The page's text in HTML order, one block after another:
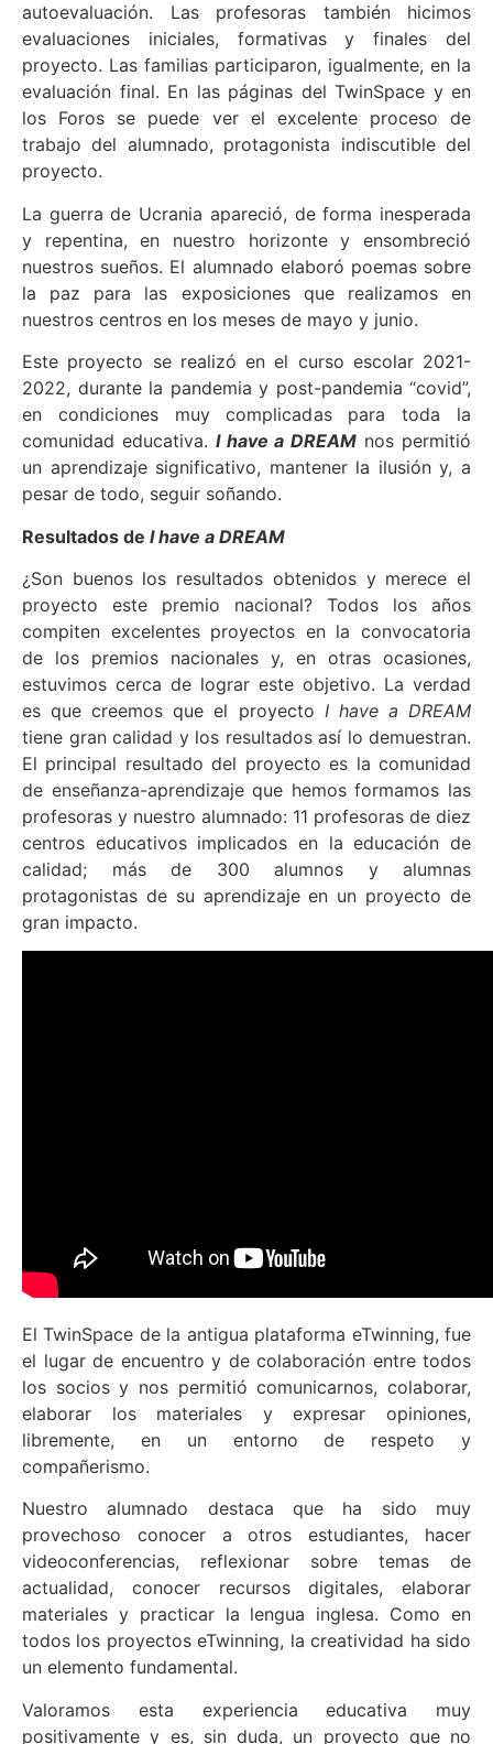
autoevaluación. Las profesoras también hicimos
evaluaciones iniciales, formativas y finales del
proyecto. Las familias participaron, igualmente, en la
evaluación final. En las páginas del TwinSpace y en
los Foros se puede ver el excelente proceso de
trabajo del alumnado, protagonista indiscutible del
proyecto.
La guerra de Ucrania apareció, de forma inesperada
y repentina, en nuestro horizonte y ensombreció
nuestros sueños. El alumnado elaboró poemas sobre
la paz para las exposiciones que realizamos en
nuestros centros en los meses de mayo y junio.
Este proyecto se realizó en el curso escolar 2021-
2022, durante la pandemia y post-pandemia “covid”,
en condiciones muy complicadas para toda la
comunidad educativa. I have a DREAM nos permitió
un aprendizaje significativo, mantener la ilusión y, a
pesar de todo, seguir soñando.
Resultados de I have a DREAM
¿Son buenos los resultados obtenidos y merece el
proyecto este premio nacional? Todos los años
compiten excelentes proyectos en la convocatoria
de los premios nacionales y, en otras ocasiones,
estuvimos cerca de lograr este objetivo. La verdad
es que creemos que el proyecto I have a DREAM
tiene gran calidad y los resultados así lo demuestran.
El principal resultado del proyecto es la comunidad
de enseñanza-aprendizaje que hemos formamos las
profesoras y nuestro alumnado: 11 profesoras de diez
centros educativos implicados en la educación de
calidad; más de 300 alumnos y alumnas
protagonistas de su aprendizaje en un proyecto de
gran impacto.
El TwinSpace de la antigua plataforma eTwinning, fue
el lugar de encuentro y de colaboración entre todos
los socios y nos permitió comunicarnos, colaborar,
elaborar los materiales y expresar opiniones,
libremente, en un entorno de respeto y
compañerismo.
Nuestro alumnado destaca que ha sido muy
provechoso conocer a otros estudiantes, hacer
videoconferencias, reflexionar sobre temas de
actualidad, conocer recursos digitales, elaborar
materiales y practicar la lengua inglesa. Como en
todos los proyectos eTwinning, la creatividad ha sido
un elemento fundamental.
Valoramos esta experiencia educativa muy
positivamente y es, sin duda, un proyecto que no